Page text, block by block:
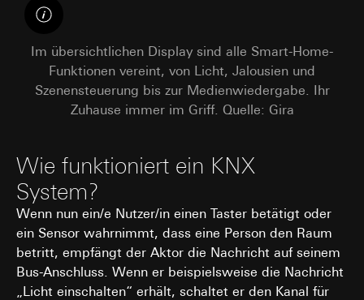
Im übersichtlichen Display sind alle Smart-Home-
Funktionen vereint, von Licht, Jalousien und
Szenensteuerung bis zur Medienwiedergabe. Ihr
Zuhause immer im Griff. Quelle: Gira
Wie funktioniert ein KNX
System?
Wenn nun ein/e Nutzer/in einen Taster betätigt oder
ein Sensor wahrnimmt, dass eine Person den Raum
betritt, empfängt der Aktor die Nachricht auf seinem
Bus-Anschluss. Wenn er beispielsweise die Nachricht
„Licht einschalten“ erhält, schaltet er den Kanal für